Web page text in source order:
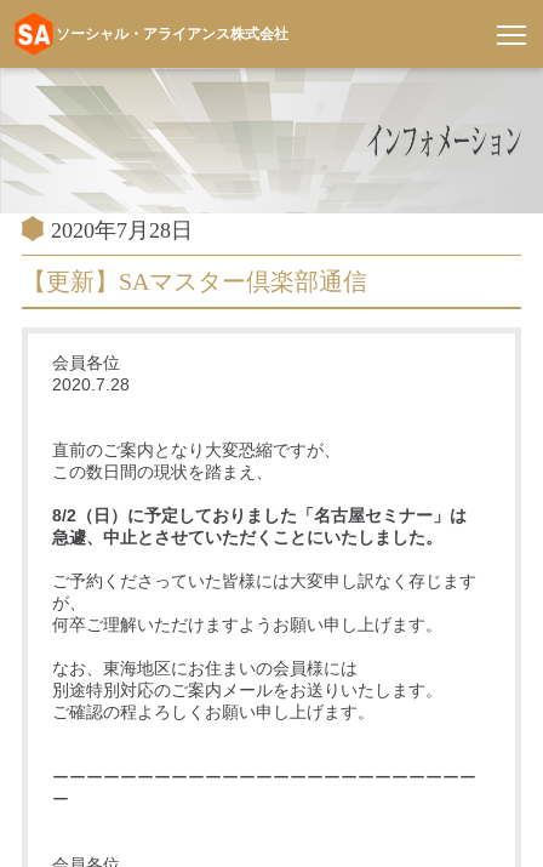
テ
ン
ソーシャル・アライアンス株式会社
投
稿
日:
2020年7月28日
【更新】SAマスター倶楽部通信
会員各位
2020.7.28
直前のご案内となり大変恐縮ですが、
この数日間の現状を踏まえ、
8/2（日）に予定しておりました「名古屋セミナー」は
急遽、中止とさせていただくことにいたしました。
ご予約くださっていた皆様には大変申し訳なく存じます
が、
何卒ご理解いただけますようお願い申し上げます。
なお、東海地区にお住まいの会員様には
別途特別対応のご案内メールをお送りいたします。
ご確認の程よろしくお願い申し上げます。
ーーーーーーーーーーーーーーーーーーーーーーーーー
ー